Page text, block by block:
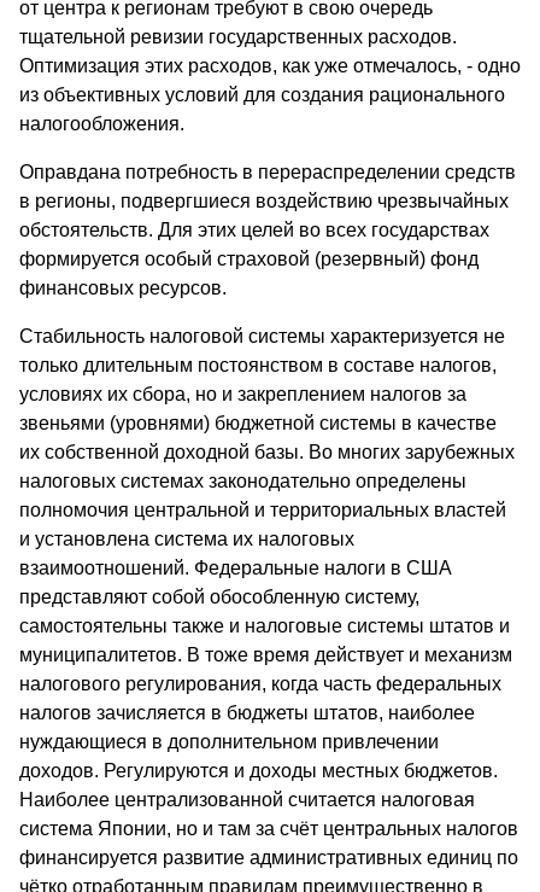
от центра к регионам требуют в свою очередь
тщательной ревизии государственных расходов.
Оптимизация этих расходов, как уже отмечалось, - одно
из объективных условий для создания рационального
налогообложения.
Оправдана потребность в перераспределении средств
в регионы, подвергшиеся воздействию чрезвычайных
обстоятельств. Для этих целей во всех государствах
формируется особый страховой (резервный) фонд
финансовых ресурсов.
Стабильность налоговой системы характеризуется не
только длительным постоянством в составе налогов,
условиях их сбора, но и закреплением налогов за
звеньями (уровнями) бюджетной системы в качестве
их собственной доходной базы. Во многих зарубежных
налоговых системах законодательно определены
полномочия центральной и территориальных властей
и установлена система их налоговых
взаимоотношений. Федеральные налоги в США
представляют собой обособленную систему,
самостоятельны также и налоговые системы штатов и
муниципалитетов. В тоже время действует и механизм
налогового регулирования, когда часть федеральных
налогов зачисляется в бюджеты штатов, наиболее
нуждающиеся в дополнительном привлечении
доходов. Регулируются и доходы местных бюджетов.
Наиболее централизованной считается налоговая
система Японии, но и там за счёт центральных налогов
финансируется развитие административных единиц по
чётко отработанным правилам преимущественно в